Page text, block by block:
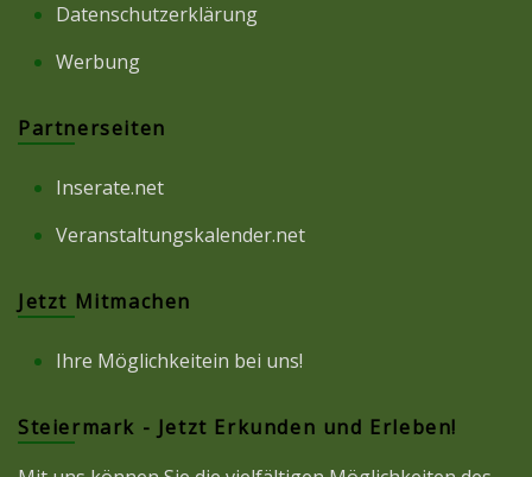
Datenschutzerklärung
Werbung
Partnerseiten
Inserate.net
Veranstaltungskalender.net
Jetzt Mitmachen
Ihre Möglichkeitein bei uns!
Steiermark - Jetzt Erkunden und Erleben!